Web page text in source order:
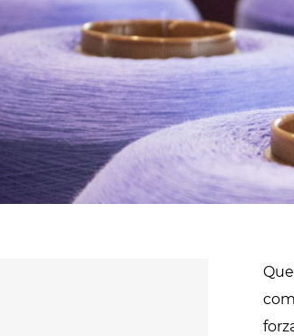
polimeri espansi
Essiccatoi per feltri
e altri non tessuti
Altre applicazioni
tessili-tecniche